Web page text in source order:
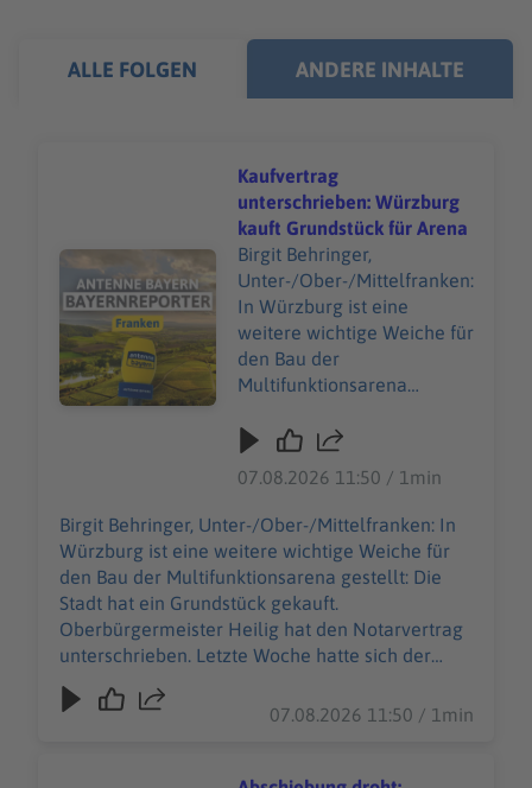
ALLE FOLGEN ANDERE INHALTE
Audiotitel - Kaufvertrag unterschrieben: Würzburg
Kaufvertrag
unterschrieben: Würzburg
kauft Grundstück für Arena
Birgit Behringer,
Unter-/Ober-/Mittelfranken:
In Würzburg ist eine
weitere wichtige Weiche für
den Bau der
Multifunktionsarena
Grundstück gekauft.
hat den Notarvertrag
unterschrieben. Letzte
Woche hatte sich der
Stadtrat noch mal
ausdrücklich hinter die
Pläne gestellt. Es soll eine
vielseitige Arena in
für Basketball, Konzerte,
Kongresse. Bis zum Herbst
07.08.2026 11:50 / 1min
Birgit Behringer, Unter-/Ober-/Mittelfranken: In
Würzburg ist eine weitere wichtige Weiche für
den Bau der Multifunktionsarena gestellt: Die
Stadt hat ein Grundstück gekauft.
Oberbürgermeister Heilig hat den Notarvertrag
unterschrieben. Letzte Woche hatte sich der
Stadtrat noch mal ausdrücklich hinter die Pläne
gestellt. Es soll eine vielseitige Arena in
07.08.2026 11:50 / 1min